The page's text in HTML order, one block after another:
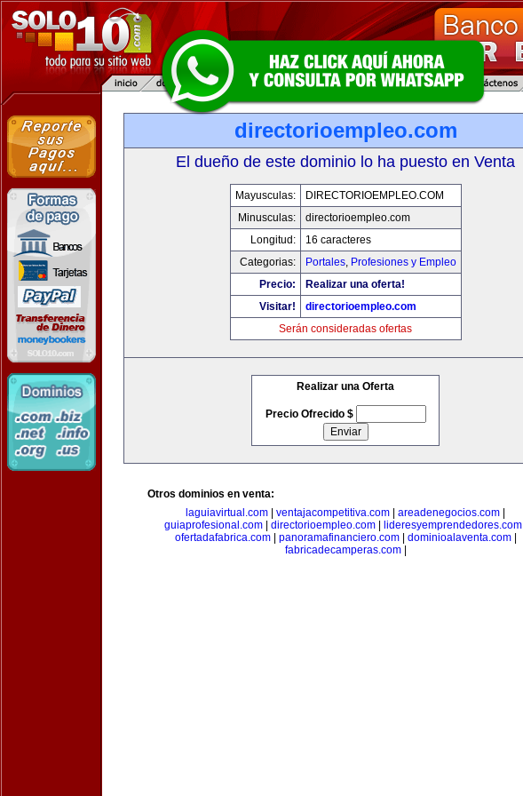
directorioempleo.com
El dueño de este dominio lo ha puesto en Venta
Mayusculas:
DIRECTORIOEMPLEO.COM
Minusculas:
directorioempleo.com
Longitud:
16 caracteres
Categorias:
Portales, Profesiones y Empleo
Precio:
Realizar una oferta!
Visitar!
directorioempleo.com
Serán consideradas ofertas
Realizar una Oferta
Precio Ofrecido $
Otros dominios en venta:
laguiavirtual.com
ventajacompetitiva.com areadenegocios.com
guiaprofesional.com| directorioempleo.com| lideresyemprendedores.com|
ofertadafabrica.com| panoramafinanciero.com| dominioalaventa.com|
fabricadecamperas.com|